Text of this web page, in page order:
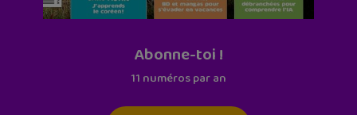
Abonne-toi !
11 numéros par an